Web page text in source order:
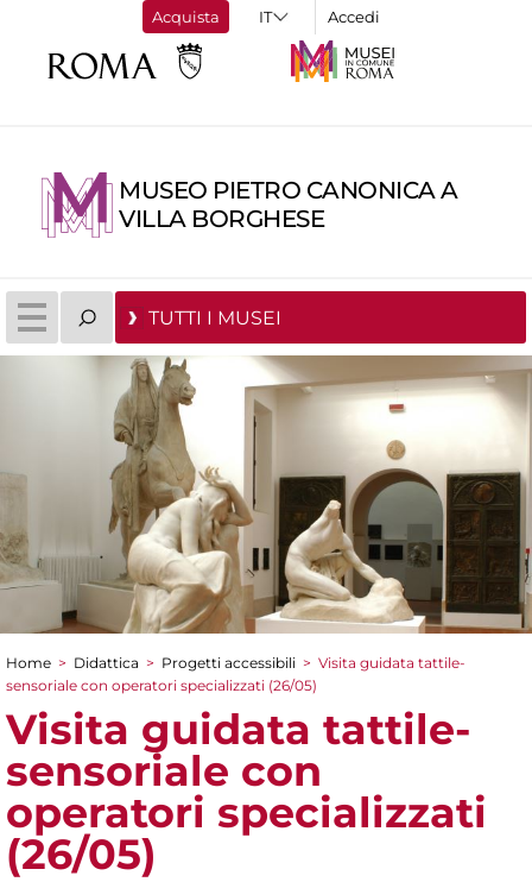
Acquista Accedi
MUSEO PIETRO CANONICA A
VILLA BORGHESE
TUTTI I MUSEI
Tu sei qui
Home > Didattica > Progetti accessibili > Visita guidata tattile-
sensoriale con operatori specializzati (26/05)
Visita guidata tattile-
sensoriale con
operatori specializzati
(26/05)